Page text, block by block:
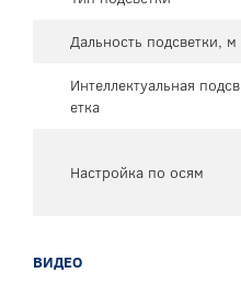
Дальность подсветки, м
Интеллектуальная подсв
етка
Настройка по осям
ВИДЕО